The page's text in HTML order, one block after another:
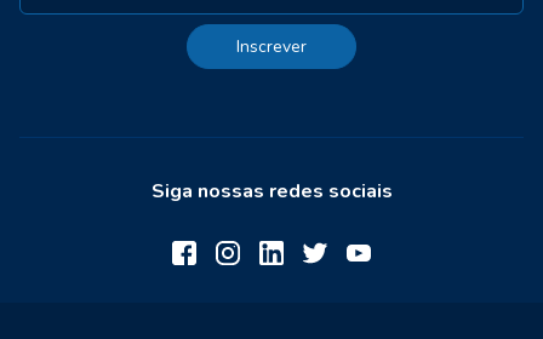
Inscrever
Siga nossas redes sociais